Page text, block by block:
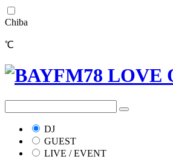
Chiba
℃
DJ
GUEST
LIVE / EVENT